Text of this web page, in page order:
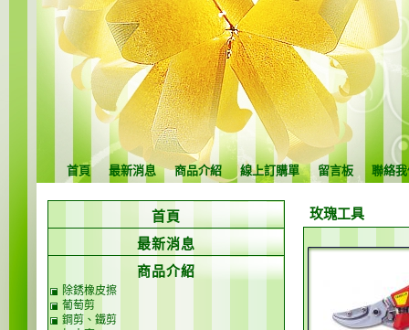
首頁 最新消息 商品介紹 線上訂購單 留言板 聯絡
玫瑰工具
首頁
最新消息
商品介紹
除銹橡皮擦
葡萄剪
鋼剪、鐵剪